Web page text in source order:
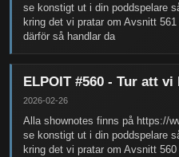
se konstigt ut i din poddspelare
kring det vi pratar om Avsnitt
därför så handlar da
ELPOIT #560 - Tur att
2026-02-26
Alla shownotes finns på https://
se konstigt ut i din poddspelare
kring det vi pratar om Avsnitt